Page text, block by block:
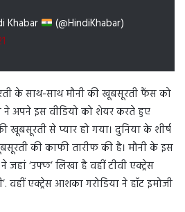
Khabar
(@HindiKhabar)
के साथ-साथ मौनी की खूबसूरती फैंस को
ने अपने इस वीडियो को शेयर करते हुए
से प्यार हो गया। दुनिया के शीर्ष
की काफी तारीफ की है। मौनी के इस
जहां ‘उफ्फ’ लिखा है वहीं टीवी एक्ट्रेस
वहीं एक्ट्रेस आशका गरोडिया ने हॉट इमोजी